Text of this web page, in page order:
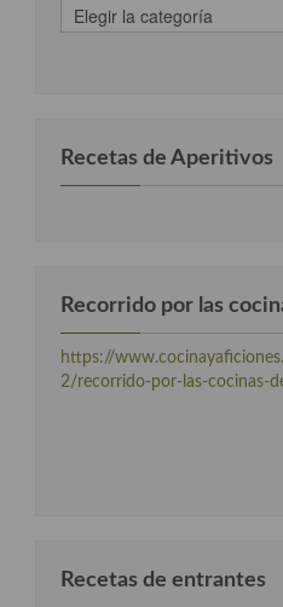
recetas
clasificadas
Recetas de Aperitivos
Recorrido por las
https://
2/recorrido-por-las-cocinas-
Recetas de entrantes